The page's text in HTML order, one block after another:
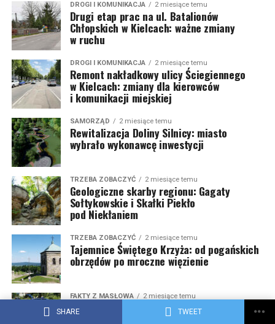
SHARE TWEET
DROGI I KOMUNIKACJA 2 miesiące temu
Drugi etap prac na ul. Batalionów
Chłopskich w Kielcach: ważne zmiany
w ruchu
DROGI I KOMUNIKACJA 2 miesiące temu
Remont nakładkowy ulicy Ściegiennego
w Kielcach: zmiany dla kierowców
i komunikacji miejskiej
SAMORZĄD 2 miesiące temu
Rewitalizacja Doliny Silnicy: miasto
wybrało wykonawcę inwestycji
TRZEBA ZOBACZYĆ 2 miesiące temu
Geologiczne skarby regionu: Gagaty
Sołtykowskie i Skałki Piekło
pod Niekłaniem
TRZEBA ZOBACZYĆ 2 miesiące temu
Tajemnice Świętego Krzyża: od pogańskich
obrzędów po mroczne więzienie
FAKTY Z MASŁOWA 2 miesiące temu
Tragiczny wypadek w gminie Masłów:
nie żyje rowerzysta